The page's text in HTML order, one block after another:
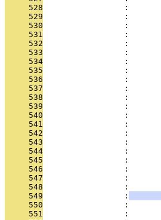
     528
:
     529
:
     530
:
     531
:
     532
:
     533
:
     534
:
     535
:
     536
:
     537
:
     538
:
     539
:
     540
:
     541
:
     542
:
     543
:
     544
:
     545
:
     546
:
     547
:
     548
:
     549
                 :
     550
:
     551
: